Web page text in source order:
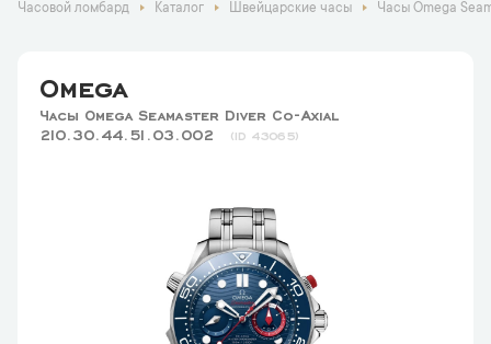
Часовой ломбард Каталог Швейцарские часы Часы Omega
Omega
Часы Omega Seamaster Diver Co-Axial
210.30.44.51.03.002
43065